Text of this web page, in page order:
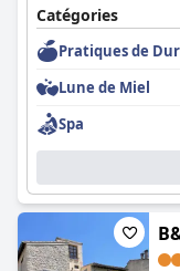
Catégories
Pratiques de
Lune de Miel
Spa